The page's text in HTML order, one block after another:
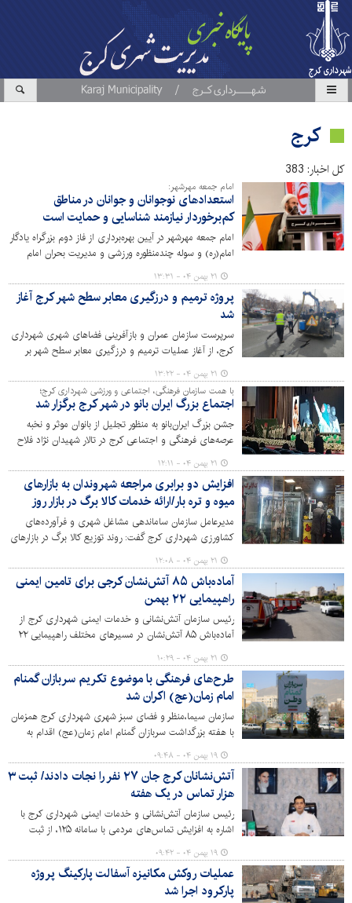
کرج
کل اخبار: 383
امام جمعه مهرشهر:
استعدادهای نوجوانان و جوانان در مناطق
کم‌برخوردار نیازمند شناسایی و حمایت است
امام جمعه مهرشهر در آیین بهره‌برداری از فاز دوم بزرگراه یادگار
امام(ره) و سوله چندمنظوره ورزشی و مدیریت بحران امام
حسن مجتبی(ع) بر ضرورت مشارکت مردم و توجه به
استعدادهای مناطق کم‌برخوردار تاکید کرد.
۲۱ بهمن ۰۴ - ۱۳:۳۱
پروژه ترمیم و درزگیری معابر سطح شهر کرج آغاز
شد
سرپرست سازمان عمران و بازآفرینی فضاهای شهری شهرداری
کرج، از آغاز عملیات ترمیم و درزگیری معابر سطح شهر بر
اساس خروجی پایش آسفالت خبر داد.
۲۱ بهمن ۰۴ - ۱۳:۲۲
با همت سازمان فرهنگی، اجتماعی و ورزشی شهرداری کرج؛
اجتماع بزرگ ایران بانو در شهر کرج برگزار شد
جشن بزرگ ایران‌بانو به منظور تجلیل از بانوان موثر و نخبه
عرصه‌های فرهنگی و اجتماعی کرج در تالار شهیدان نژاد فلاح
برگزار شد.
۲۱ بهمن ۰۴ - ۱۲:۱۱
افزایش دو برابری مراجعه شهروندان به بازارهای
میوه و تره بار/ارائه خدمات کالا برگ در بازار روز
مدیرعامل سازمان ساماندهی مشاغل شهری و فرآورده‌های
کشاورزی شهرداری کرج گفت: روند توزیع کالا برگ در بازارهای
روز میوه و تره بار بدون مشکل پیش می‌رود و ورودی
شهروندان به این بازارها از سه هزار به شش هزار نفر افزایش
یافته است.
۲۱ بهمن ۰۴ - ۱۲:۰۸
آماده‌باش ۸۵ آتش‌نشان کرجی برای تامین ایمنی
راهپیمایی ۲۲ بهمن
رئیس سازمان آتش‌نشانی و خدمات ایمنی شهرداری کرج از
آماده‌باش ۸۵ آتش‌نشان در مسیرهای مختلف راهپیمایی ۲۲
بهمن برای تامین ایمنی شهروندان خبر داد.
۲۱ بهمن ۰۴ - ۱۰:۲۹
طرح‌های فرهنگی با موضوع تکریم سربازان گمنام
امام زمان(عج) اکران شد
سازمان سیما،منظر و فضای سبز شهری شهرداری کرج همزمان
با هفته بزرگداشت سربازان گمنام امام زمان(عج) اقدام به
اکران طرح‌های فرهنگی در شهر کرده است.
۱۹ بهمن ۰۴ - ۰۹:۴۸
آتش‌نشانان کرج جان ۲۷ نفر را نجات دادند/ ثبت ۳
هزار تماس در یک هفته
رئیس سازمان آتش‌نشانی و خدمات ایمنی شهرداری کرج با
اشاره به افزایش تماس‌های مردمی با سامانه ۱۲۵، از ثبت
هزاران تماس و ده‌ها عملیات نفس‌گیر آتش‌نشانان در یک
هفته گذشته خبر داد.
۱۹ بهمن ۰۴ - ۰۹:۴۲
عملیات روکش مکانیزه آسفالت پارکینگ پروژه
پارکرود اجرا شد